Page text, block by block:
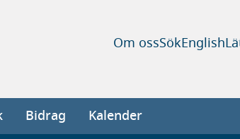
Om ossSökEnglish
Bidrag Kalender